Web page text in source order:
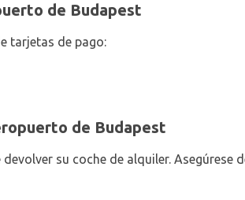
de Budapest
tarjetas de pago:
de Budapest
su coche de alquiler. Asegúrese